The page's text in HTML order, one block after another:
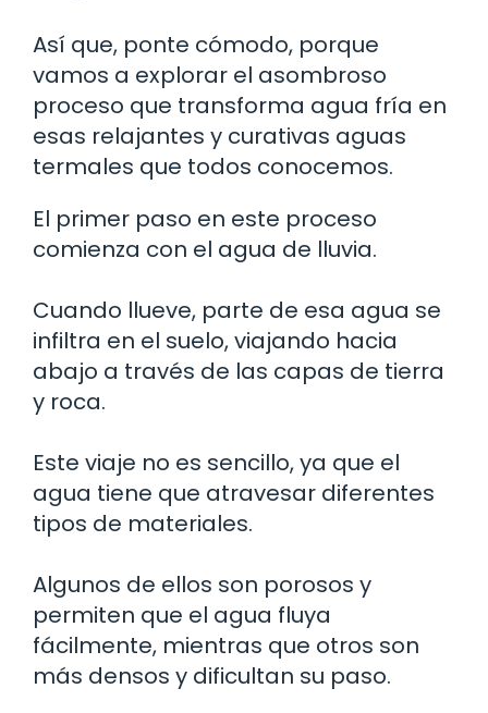
Así que, ponte cómodo, porque
vamos a explorar el asombroso
proceso que transforma agua fría en
esas relajantes y curativas aguas
termales que todos conocemos.
El primer paso en este proceso
comienza con el agua de lluvia.
Cuando llueve, parte de esa agua se
infiltra en el suelo, viajando hacia
abajo a través de las capas de tierra
y roca.
Este viaje no es sencillo, ya que el
agua tiene que atravesar diferentes
tipos de materiales.
Algunos de ellos son porosos y
permiten que el agua fluya
fácilmente, mientras que otros son
más densos y dificultan su paso.